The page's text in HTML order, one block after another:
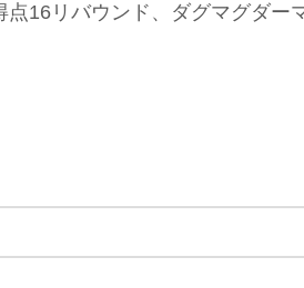
点16リバウンド、ダグマグダー